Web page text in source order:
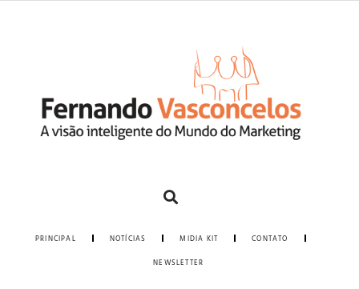
PRINCIPAL NOTÍCIAS MIDIA KIT CONTATO
NEWSLETTER